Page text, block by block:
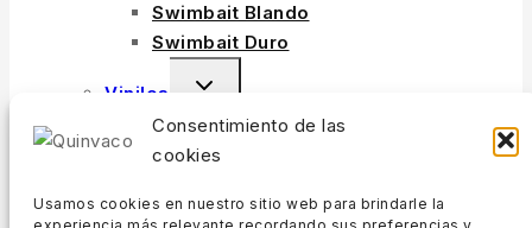
Consentimiento de las
cookies
Usamos cookies en nuestro sitio web para brindarle la
Swimbait Blando
Swimbait Duro
Vinilos
Jerkbait Blando